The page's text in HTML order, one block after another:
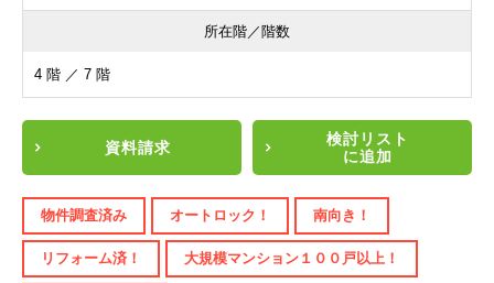
所在階／階数
4 階 ／ 7 階
資料請求
検討リスト
に追加
物件調査済み オートロック！ 南向き！
リフォーム済！ 大規模マンション１００戸以上！